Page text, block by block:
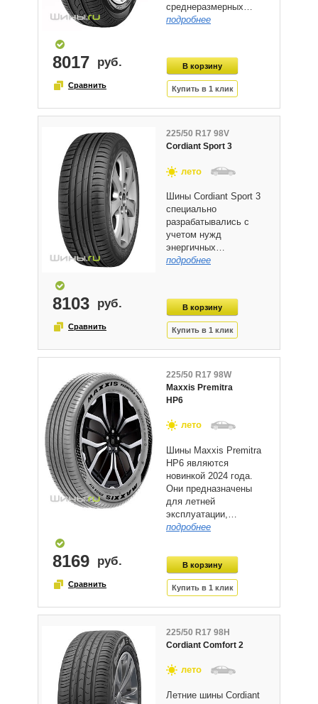
среднеразмерных…
подробнее
8017
225/50 R17 98V
Cordiant Sport 3
лето
Шины Cordiant Sport 3
специально
разрабатывались с
учетом нужд
энергичных…
подробнее
8103
225/50 R17 98W
Maxxis Premitra
HP6
лето
Шины Maxxis Premitra
HP6 являются
новинкой 2024 года.
Они предназначены
для летней
эксплуатации,…
подробнее
8169
225/50 R17 98H
Cordiant Comfort 2
лето
Летние шины Cordiant